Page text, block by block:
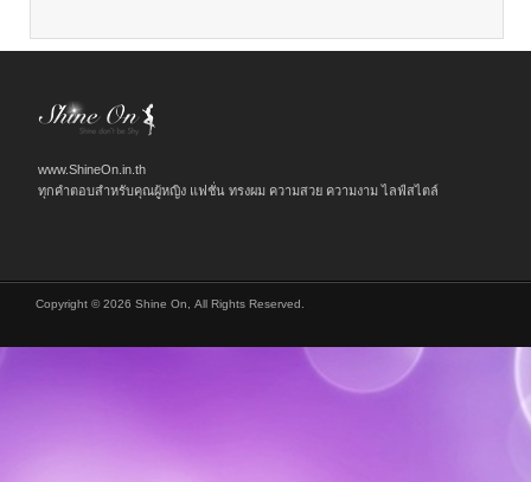
www.ShineOn.in.th
ทุกคำตอบสำหรับคุณผู้หญิง แฟชั่น ทรงผม ความสวย ความงาม ไลฟ์สไตล์
Copyright © 2026 Shine On, All Rights Reserved.